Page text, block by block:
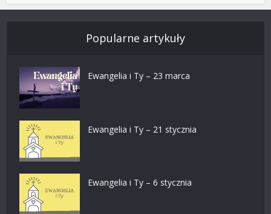
Popularne artykuły
Ewangelia i Ty – 23 marca
Ewangelia i Ty – 21 stycznia
Ewangelia i Ty – 6 stycznia